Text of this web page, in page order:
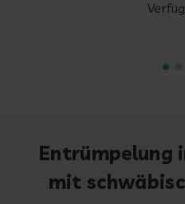
Entrümpelung
mit